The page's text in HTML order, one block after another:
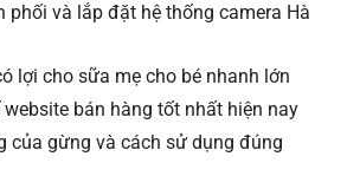
phối và lắp đặt hệ thống camera Hà
lợi cho sữa mẹ cho bé nhanh lớn
website bán hàng tốt nhất hiện nay
của gừng và cách sử dụng đúng